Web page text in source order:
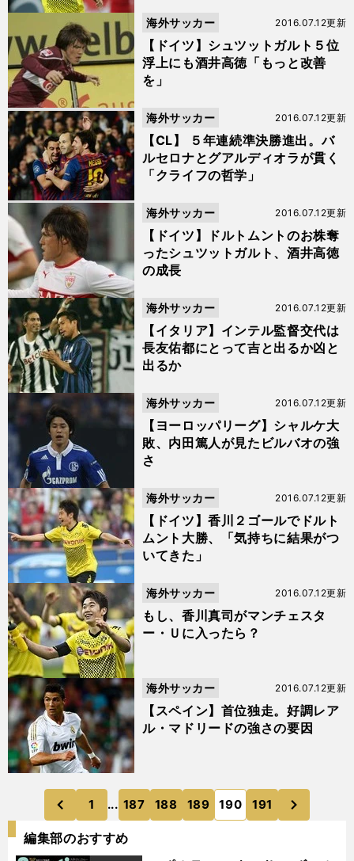
【ドイツ】シュツットガルト５位
浮上にも酒井高徳「もっと改善
を」
2016.07.12更新
海外サッカー
【CL】 ５年連続準決勝進出。バ
ルセロナとグアルディオラが貫く
「クライフの哲学」
2016.07.12更新
海外サッカー
【ドイツ】ドルトムントのお株奪
ったシュツットガルト、酒井高徳
の成長
2016.07.12更新
海外サッカー
【イタリア】インテル監督交代は
長友佑都にとって吉と出るか凶と
出るか
2016.07.12更新
海外サッカー
【ヨーロッパリーグ】シャルケ大
敗、内田篤人が見たビルバオの強
さ
2016.07.12更新
海外サッカー
【ドイツ】香川２ゴールでドルト
ムント大勝、「気持ちに結果がつ
いてきた」
2016.07.12更新
海外サッカー
もし、香川真司がマンチェスタ
ー・Ｕに入ったら？
2016.07.12更新
海外サッカー
【スペイン】首位独走。好調レア
ル・マドリードの強さの要因
2016.07.12更新
海外サッカー
前
のページへ
1 ... 187 188 189 190 191
のページへ
編集部のおすすめ